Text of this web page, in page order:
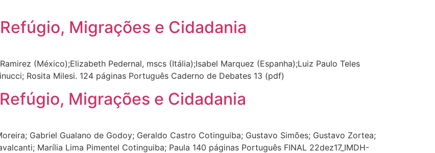
Migrações e Cidadania
(México);Elizabeth Pedernal, mscs (Itália);Isabel Marquez (Espanha);Luiz Paulo Teles
Rosita Milesi. 124 páginas Português Caderno de Debates 13 (pdf)
Migrações e Cidadania
Gabriel Gualano de Godoy; Geraldo Castro Cotinguiba; Gustavo Simões; Gustavo Zortea;
Marília Lima Pimentel Cotinguiba; Paula 140 páginas Português FINAL 22dez17_IMDH-